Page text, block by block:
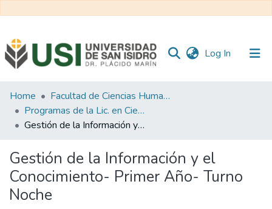
Log In (current)
Communities
&
Collections
Statistics
Home
Facultad de Ciencias Humanas y Sociales
Programas de la Lic. en Ciencias de la Educación
Gestión de la Información y el Conocimiento- Primer Año- Turno Noche
Gestión de la Información y el
Conocimiento- Primer Año- Turno
Noche